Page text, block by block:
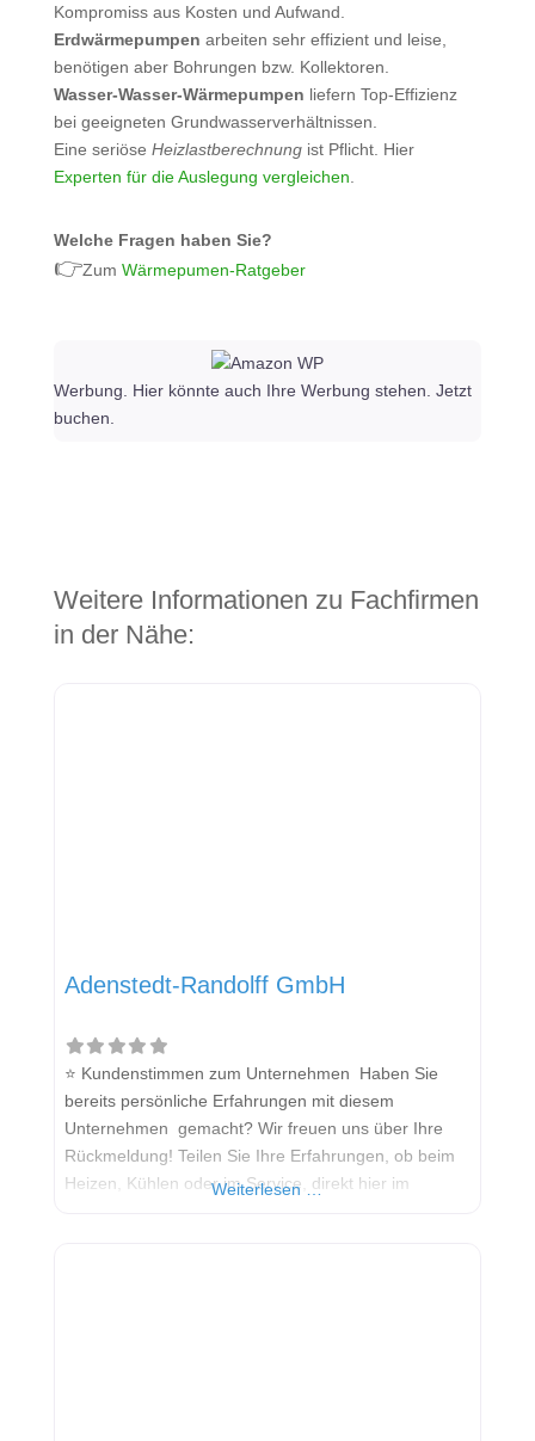
Kompromiss aus Kosten und Aufwand.
Erdwärmepumpen arbeiten sehr effizient und leise,
benötigen aber Bohrungen bzw. Kollektoren.
Wasser‑Wasser‑Wärmepumpen liefern Top‑Effizienz
bei geeigneten Grundwasserverhältnissen.
Eine seriöse Heizlastberechnungist Pflicht. Hier
Experten für die Auslegung vergleichen
Welche Fragen haben Sie?
👉Zum Wärmepumen-Ratgeber
Werbung. Hier könnte auch Ihre Werbung stehen. Jetzt
buchen.
Weitere Informationen zu Fachfirmen
in der Nähe:
Adenstedt-Randolff GmbH
⭐ Kundenstimmen zum Unternehmen Haben Sie
bereits persönliche Erfahrungen mit diesem
Unternehmen gemacht? Wir freuen uns über Ihre
Rückmeldung! Teilen Sie Ihre Erfahrungen, ob beim
Heizen, Kühlen oder im Service, direkt hier im
Weiterlesen …